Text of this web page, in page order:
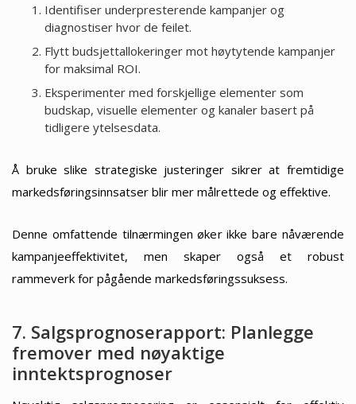
Identifiser underpresterende kampanjer og
diagnostiser hvor de feilet.
Flytt budsjettallokeringer mot høytytende kampanjer
for maksimal ROI.
Eksperimenter med forskjellige elementer som
budskap, visuelle elementer og kanaler basert på
tidligere ytelsesdata.
Å bruke slike strategiske justeringer sikrer at fremtidige
markedsføringsinnsatser blir mer målrettede og effektive.
Denne omfattende tilnærmingen øker ikke bare nåværende
kampanjeeffektivitet, men skaper også et robust
rammeverk for pågående markedsføringssuksess.
7. Salgsprognoserapport: Planlegge
fremover med nøyaktige
inntektsprognoser